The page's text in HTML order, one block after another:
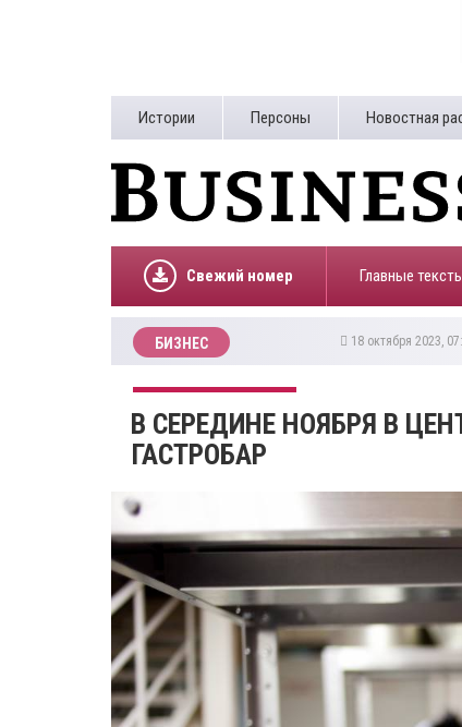
Истории Персоны Новостная
Свежий номер Главные
БИЗНЕС 18 октября 2023,
​В СЕРЕДИНЕ НОЯБРЯ В
ГАСТРОБАР